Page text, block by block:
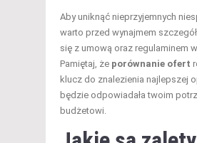
Aby uniknąć nieprzyjemnych
warto przed wynajmem
się z umową oraz regulaminem
Pamiętaj, że porównanie ofert
klucz do znalezienia najlepszej
będzie odpowiadała twoim
budżetowi.